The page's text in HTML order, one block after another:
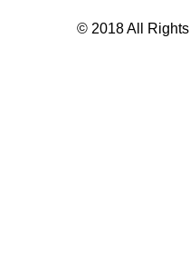
© 2018 All Rights